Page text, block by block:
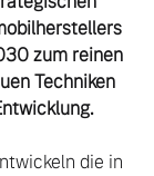
zum reinen
Techniken
die in